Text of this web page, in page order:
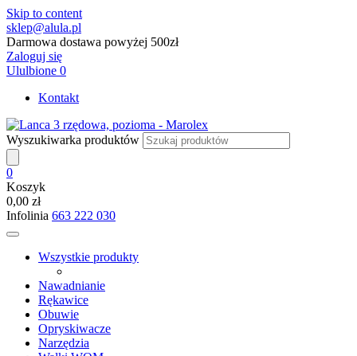
Skip to content
sklep@alula.pl
Darmowa dostawa powyżej 500zł
Zaloguj się
Ululbione 0
Kontakt
Wyszukiwarka produktów
0
Koszyk
0,00 zł
Infolinia 663 222 030
Wszystkie produkty
Nawadnianie
Rękawice
Obuwie
Opryskiwacze
Narzędzia